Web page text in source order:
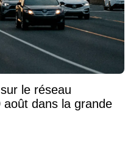
le réseau
dans la grande